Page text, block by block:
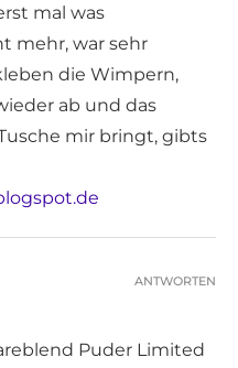
mal was
mehr, war sehr
die Wimpern,
ab und das
mir bringt, gibts
Puder Limited
ANTWORTEN